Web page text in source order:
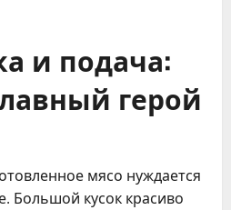
и подача:
герой
мясо нуждается
Большой кусок красиво